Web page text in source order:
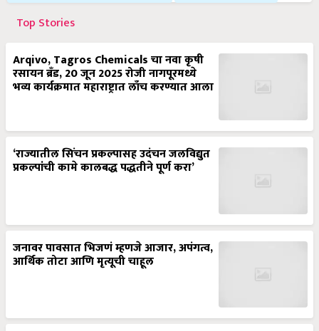
Top Stories
Arqivo, Tagros Chemicals चा नवा कृषी
रसायन ब्रँड, 20 जून 2025 रोजी नागपूरमध्ये
भव्य कार्यक्रमात महाराष्ट्रात लाँच करण्यात आला
‘राज्यातील सिंचन प्रकल्पासह उदंचन जलविद्युत
प्रकल्पांची कामे कालबद्ध पद्धतीने पूर्ण करा’
जनावर पावसात भिजणं म्हणजे आजार, अपंगत्व,
आर्थिक तोटा आणि मृत्यूची चाहूल